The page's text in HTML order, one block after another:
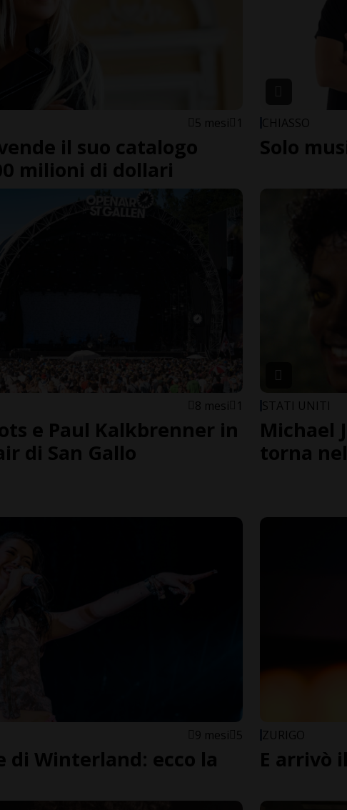
5 mesi 1
il suo catalogo
milioni di dollari
CHIASSO
Solo
8 mesi 1
e Paul Kalkbrenner in
di San Gallo
STATI UNITI
Michael
torna
9 mesi 5
di Winterland: ecco la
ZURIGO
E arrivò